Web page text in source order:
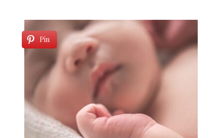
Pin